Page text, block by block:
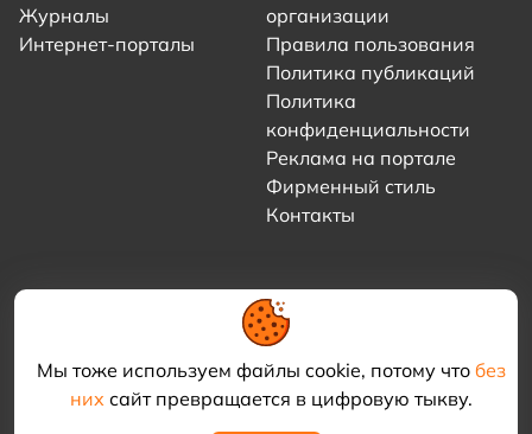
Мы тоже используем файлы cookie, потому что без
нихсайт превращается в цифровую тыкву.
Журналы
Интернет-порталы
организации
Правила пользования
Политика публикаций
Политика
конфиденциальности
Реклама на портале
Фирменный стиль
Контакты